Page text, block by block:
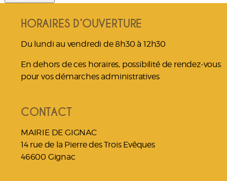
HORAIRES D’OUVERTURE
Du lundi au vendredi de 8h30 à 12h30
En dehors de ces horaires, possibilité de rendez-vous
pour vos démarches administratives
CONTACT
MAIRIE DE GIGNAC
14 rue de la Pierre des Trois Evêques
46600 Gignac